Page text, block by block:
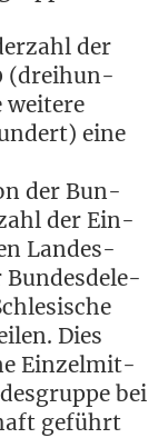
der
(drei­hun­
wei­te­re
eine
der Bun­
der Ein­
Lan­des­
Bun­des­de­le­
Dies
Ein­zel­mit­
bei
geführt